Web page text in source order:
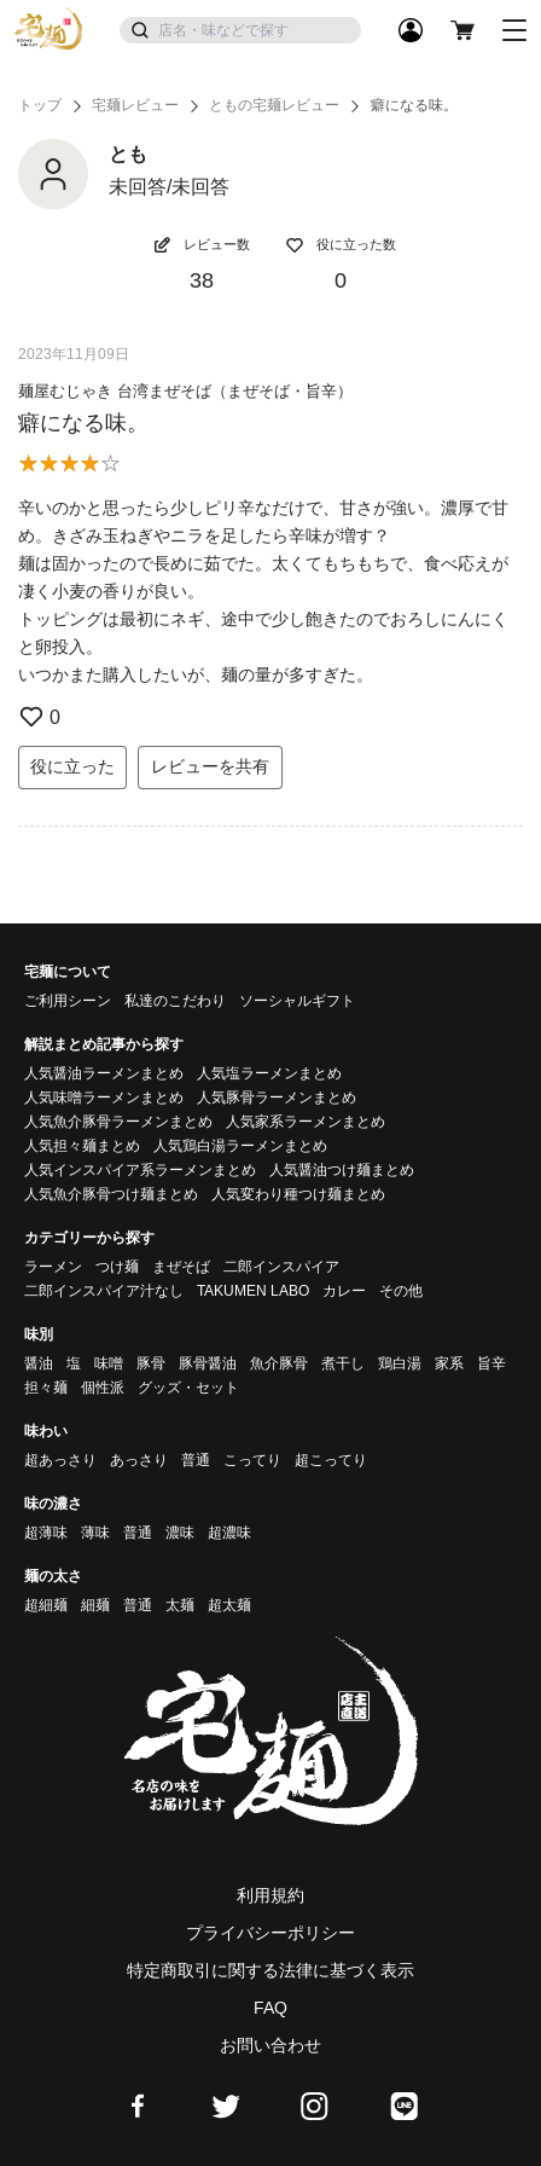
トップ 宅麺レビュー ともの宅麺レビュー 癖になる味。
とも
未回答/未回答
レビュー数
38
役に立った数
0
2023年11月09日
麺屋むじゃき 台湾まぜそば（まぜそば・旨辛）
癖になる味。
辛いのかと思ったら少しピリ辛なだけで、甘さが強い。濃厚で甘
め。きざみ玉ねぎやニラを足したら辛味が増す？
麺は固かったので長めに茹でた。太くてもちもちで、食べ応えが
凄く小麦の香りが良い。
トッピングは最初にネギ、途中で少し飽きたのでおろしにんにく
と卵投入。
いつかまた購入したいが、麺の量が多すぎた。
0
役に立った レビューを共有
宅麺について
ご利用シーン
私達のこだわり ソーシャルギフト
解説まとめ記事から探す
人気醤油ラーメンまとめ
人気塩ラーメンまとめ
人気味噌ラーメンまとめ
人気豚骨ラーメンまとめ
人気魚介豚骨ラーメンまとめ
人気家系ラーメンまとめ
人気担々麺まとめ
人気鶏白湯ラーメンまとめ
人気インスパイア系ラーメンまとめ
人気醤油つけ麺まとめ
人気魚介豚骨つけ麺まとめ
人気変わり種つけ麺まとめ
カテゴリーから探す
ラーメン
つけ麺 まぜそば
二郎インスパイア
二郎インスパイア汁なし
TAKUMEN LABO カレー その他
味別
醤油
塩 味噌 豚骨 豚骨醤油 魚介豚骨 煮干し 鶏白湯 家系
旨辛
担々麺
個性派 グッズ・セット
味わい
超あっさり
あっさり 普通 こってり 超こってり
味の濃さ
超薄味
薄味 普通 濃味 超濃味
麺の太さ
超細麺
細麺 普通 太麺 超太麺
利用規約
プライバシーポリシー
特定商取引に関する法律に基づく表示
FAQ
お問い合わせ